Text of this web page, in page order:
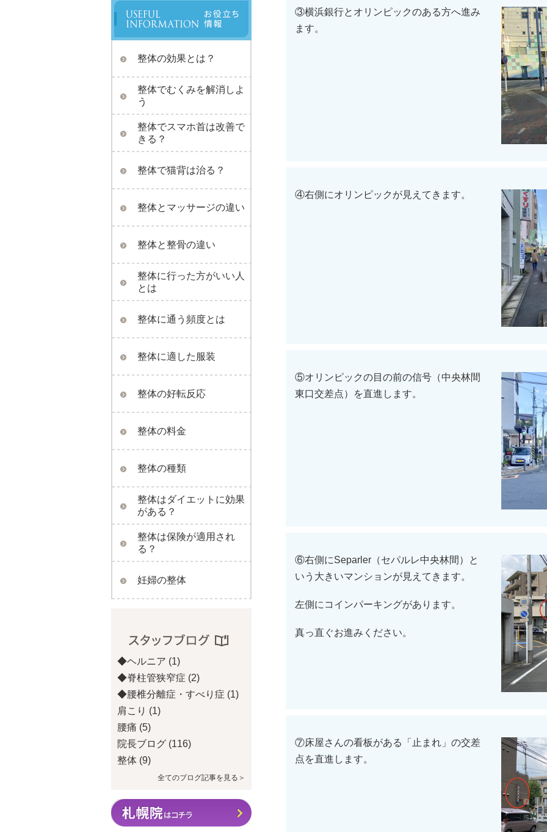
整体の効果とは？
整体でむくみを解消しよ
う
整体でスマホ首は改善で
きる？
整体で猫背は治る？
整体とマッサージの違い
整体と整骨の違い
整体に行った方がいい人
とは
整体に通う頻度とは
整体に適した服装
整体の好転反応
整体の料金
整体の種類
整体はダイエットに効果
がある？
整体は保険が適用され
る？
妊婦の整体
◆ヘルニア (1)
◆脊柱管狭窄症 (2)
◆腰椎分離症・すべり症 (1)
肩こり (1)
腰痛 (5)
院長ブログ (116)
整体 (9)
全てのブログ記事を見る＞
③横浜銀行とオリンピックのある方へ進み
ます。
④右側にオリンピックが見えてきます。
⑤オリンピックの目の前の信号（中央林間
東口交差点）を直進します。
⑥右側にSeparler（セパルレ中央林間）と
いう大きいマンションが見えてきます。
左側にコインパーキングがあります。
真っ直ぐお進みください。
⑦床屋さんの看板がある「止まれ」の交差
点を直進します。